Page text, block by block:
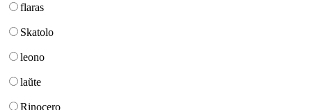
flaras
Skatolo
leono
laŭte
Rinocero